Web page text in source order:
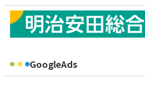
GoogleAds